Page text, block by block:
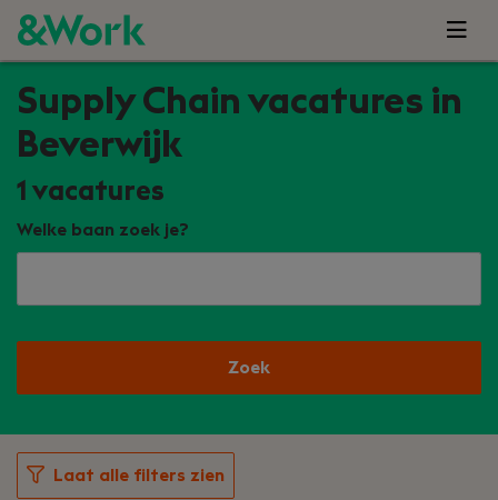
Supply Chain vacatures in
Beverwijk
1 vacatures
Welke baan zoek je?
Zoek
Laat alle filters zien